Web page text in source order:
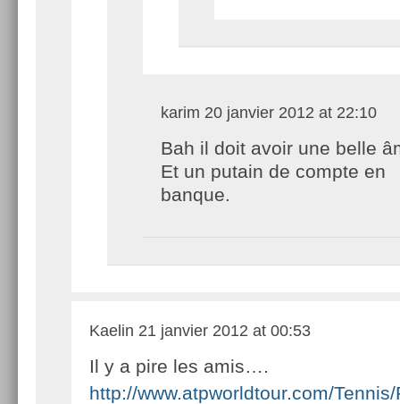
karim 20 janvier 2012 at 22:10
Bah il doit avoir une belle
Et un putain de compte en
banque.
Kaelin 21 janvier 2012 at 00:53
Il y a pire les amis….
http://www.atpworldtour.com/